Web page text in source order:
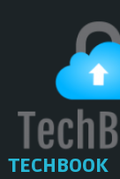
TECHBOOK